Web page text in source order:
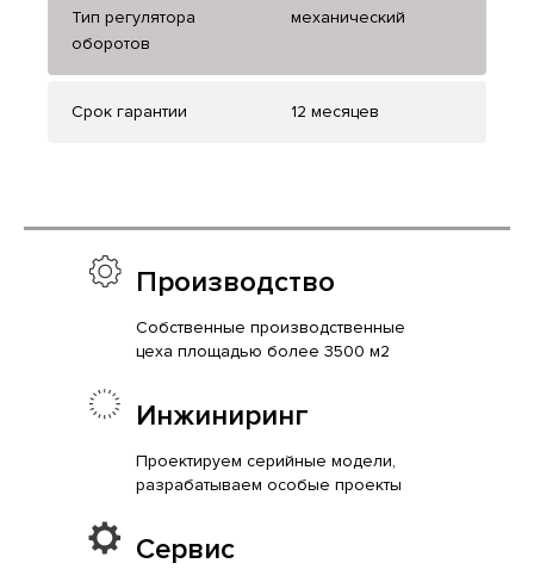
Тип регулятора
оборотов
механический
Срок гарантии 12 месяцев
Производство
Собственные производственные
цеха площадью более 3500 м2
Инжиниринг
Проектируем серийные модели,
разрабатываем особые проекты
Сервис